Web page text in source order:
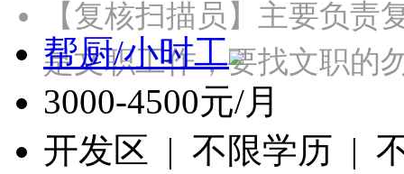
【复核扫描员】主要负
是文职工作，要找文职
帮厨/小时工
3000-4500元/月
开发区 | 不限学历 |